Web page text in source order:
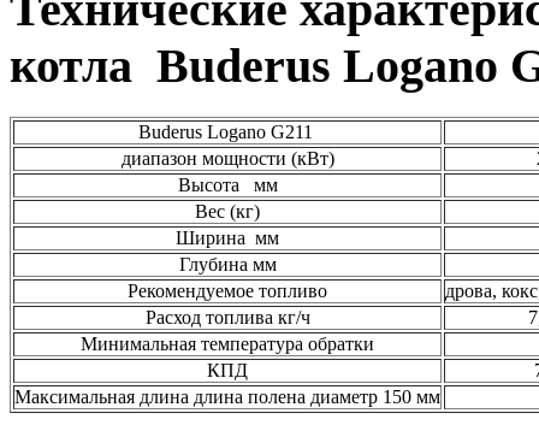
котла Buderus Logano
Buderus Logano G211
диапазон мощности (кВт)
Высота мм
Вес (кг)
Ширина мм
Глубина мм
Рекомендуемое топливо
дрова,
Расход топлива кг/ч
Минимальная температура обратки
КПД
Максимальная длина длина полена диаметр 150 мм